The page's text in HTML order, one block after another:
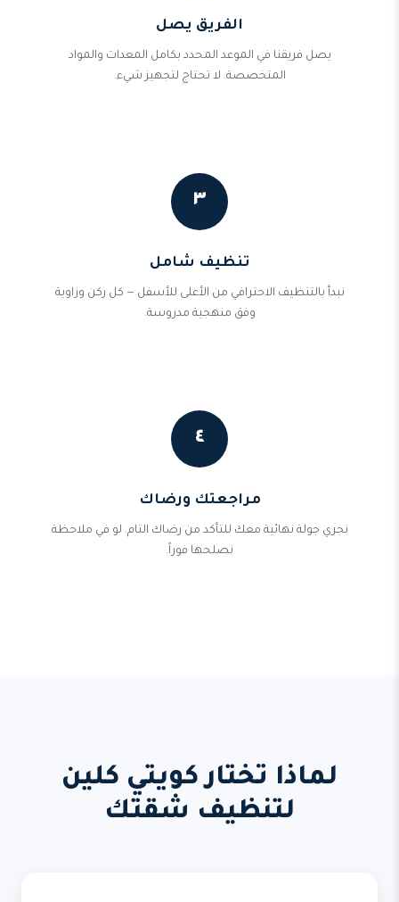
الفريق يصل
يصل فريقنا في الموعد المحدد بكامل المعدات والمواد
المتخصصة. لا تحتاج لتجهيز شيء.
٣
تنظيف شامل
نبدأ بالتنظيف الاحترافي من الأعلى للأسفل — كل ركن وزاوية
وفق منهجية مدروسة.
٤
مراجعتك ورضاك
نجري جولة نهائية معك للتأكد من رضاك التام. لو في ملاحظة
نصلحها فوراً.
لماذا تختار كويتي كلين
لتنظيف شقتك